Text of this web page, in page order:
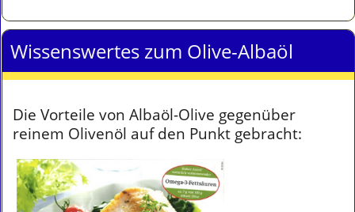
Wissenswertes zum Olive-Albaöl
Die Vorteile von Albaöl-Olive gegenüber
reinem Olivenöl auf den Punkt gebracht: